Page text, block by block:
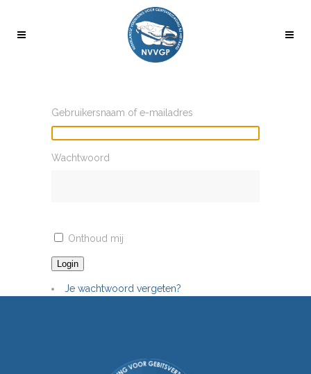
Gebruikersnaam of e-mailadres
Wachtwoord
Onthoud mij
Login
Je wachtwoord vergeten?